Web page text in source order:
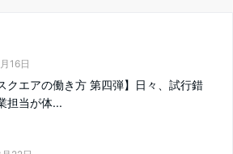
16日
クエアの働き方 第四弾】日々、試行錯
担当が体...